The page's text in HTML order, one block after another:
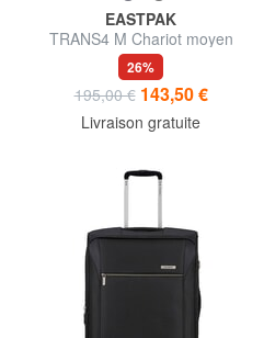
EASTPAK
TRANS4 M Chariot moyen
26%
195,00 € 143,50 €
Livraison gratuite